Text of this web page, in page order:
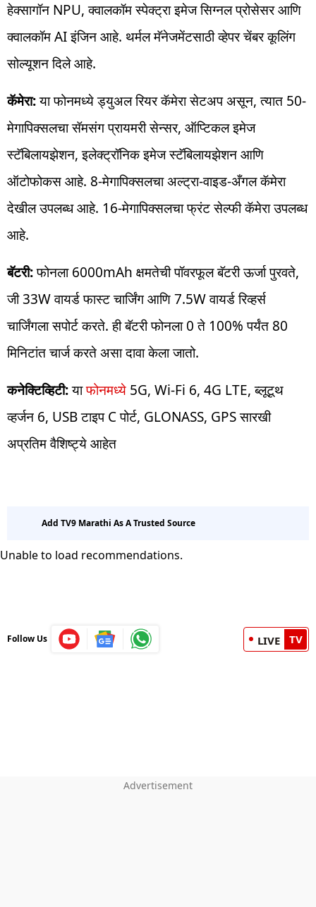
हेक्सागॉन NPU, क्वालकॉम स्पेक्ट्रा इमेज सिग्नल प्रोसेसर आणि
क्वालकॉम AI इंजिन आहे. थर्मल मॅनेजमेंटसाठी व्हेपर चेंबर कूलिंग
सोल्यूशन दिले आहे.
कॅमेरा:या फोनमध्ये ड्युअल रियर कॅमेरा सेटअप असून, त्यात 50-
मेगापिक्सलचा सॅमसंग प्रायमरी सेन्सर, ऑप्टिकल इमेज
स्टॅबिलायझेशन, इलेक्ट्रॉनिक इमेज स्टॅबिलायझेशन आणि
ऑटोफोकस आहे. 8-मेगापिक्सलचा अल्ट्रा-वाइड-अँगल कॅमेरा
देखील उपलब्ध आहे. 16-मेगापिक्सलचा फ्रंट सेल्फी कॅमेरा उपलब्ध
आहे.
बॅटरी:फोनला 6000mAh क्षमतेची पॉवरफूल बॅटरी ऊर्जा पुरवते,
जी 33W वायर्ड फास्ट चार्जिंग आणि 7.5W वायर्ड रिव्हर्स
चार्जिंगला सपोर्ट करते. ही बॅटरी फोनला 0 ते 100% पर्यंत 80
मिनिटांत चार्ज करते असा दावा केला जातो.
कनेक्टिव्हिटी:याफोनमध्ये 5G, Wi-Fi 6, 4G LTE, ब्लूटूथ
व्हर्जन 6, USB टाइप C पोर्ट, GLONASS, GPS सारखी
अप्रतिम वैशिष्ट्ये आहेत
Add TV9 Marathi As A Trusted Source
Unable to load recommendations.
Follow Us LIVE TV